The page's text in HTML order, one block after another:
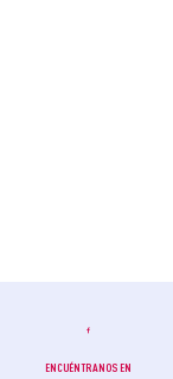
ENCUÉNTRANOS EN